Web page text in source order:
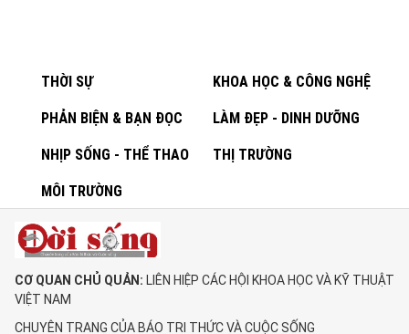
THỜI SỰ KHOA HỌC & CÔNG NGHỆ
PHẢN BIỆN & BẠN ĐỌC LÀM ĐẸP - DINH DƯỠNG
NHỊP SỐNG - THỂ THAO THỊ TRƯỜNG
MÔI TRƯỜNG
CƠ QUAN CHỦ QUẢN: LIÊN HIỆP CÁC HỘI KHOA HỌC VÀ KỸ THUẬT
VIỆT NAM
CHUYÊN TRANG CỦA BÁO TRI THỨC VÀ CUỘC SỐNG